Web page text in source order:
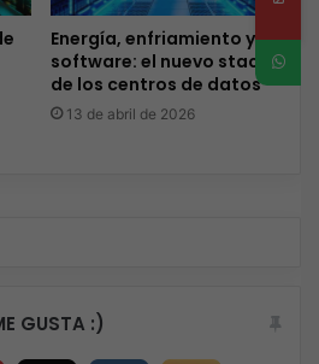
Energía, enfriamiento y
software: el nuevo stack
de los centros de datos
13 de abril de 2026
GUSTA :)